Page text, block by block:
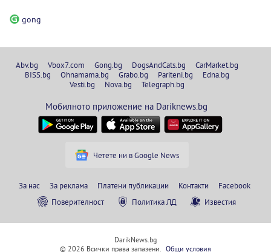
gong
Abv.bg Vbox7.com Gong.bg DogsAndCats.bg
CarMarket.bg
BISS.bg
Ohnamama.bg Grabo.bg Pariteni.bg
Edna.bg
Vesti.bg
Nova.bg Telegraph.bg
Мобилното приложение на Dariknews.bg
Четете ни в Google News
За нас За реклама Платени публикации Контакти
Facebook
Поверителност
Политика ЛД Известия
DarikNews.bg
© 2026 Всички права запазени. Общи условия